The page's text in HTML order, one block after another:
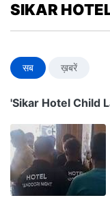
SIKAR
सब ख़बरें
'Sikar Hotel Child